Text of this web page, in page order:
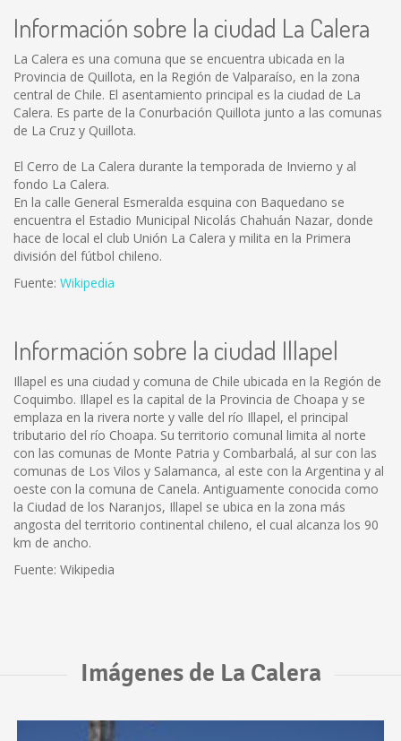
Información sobre la ciudad La Calera
La Calera es una comuna que se encuentra ubicada en la
Provincia de Quillota, en la Región de Valparaíso, en la zona
central de Chile. El asentamiento principal es la ciudad de La
Calera. Es parte de la Conurbación Quillota junto a las comunas
de La Cruz y Quillota.
El Cerro de La Calera durante la temporada de Invierno y al
fondo La Calera.
En la calle General Esmeralda esquina con Baquedano se
encuentra el Estadio Municipal Nicolás Chahuán Nazar, donde
hace de local el club Unión La Calera y milita en la Primera
división del fútbol chileno.
Fuente: Wikipedia
Información sobre la ciudad Illapel
Illapel es una ciudad y comuna de Chile ubicada en la Región de
Coquimbo. Illapel es la capital de la Provincia de Choapa y se
emplaza en la rivera norte y valle del río Illapel, el principal
tributario del río Choapa. Su territorio comunal limita al norte
con las comunas de Monte Patria y Combarbalá, al sur con las
comunas de Los Vilos y Salamanca, al este con la Argentina y al
oeste con la comuna de Canela. Antiguamente conocida como
la Ciudad de los Naranjos, Illapel se ubica en la zona más
angosta del territorio continental chileno, el cual alcanza los 90
km de ancho.
Fuente: Wikipedia
Imágenes de La Calera